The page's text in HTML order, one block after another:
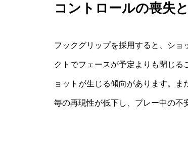
コントロールの喪失
フックグリップを採用すると、シ
クトでフェースが予定よりも閉じ
ョットが生じる傾向があります。
毎の再現性が低下し、プレー中の不